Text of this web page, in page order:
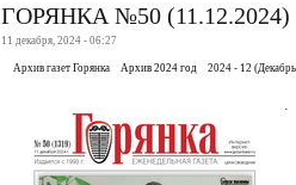
ГОРЯНКА №50 (11.12.2024)
11 декабря, 2024 - 06:27
Архив газет Горянка Архив 2024 год 2024 - 12